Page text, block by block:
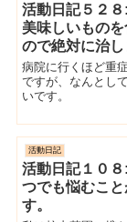
活動日記５２
美味しいもの
ので絶対に治し
病院に行くほど重
ですが、なんとし
いです。
活動日記
活動日記１０
つでも悩むこと
す。